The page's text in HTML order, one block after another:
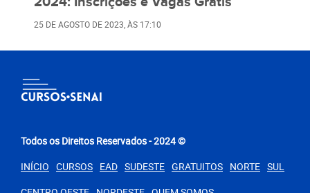
25 DE AGOSTO DE 2023, ÀS 17:10
Todos os Direitos Reservados - 2024 ©
INÍCIO CURSOS EAD SUDESTE GRATUITOS NORTE SUL